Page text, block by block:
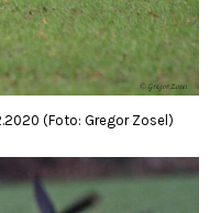
(Foto: Gregor Zosel)